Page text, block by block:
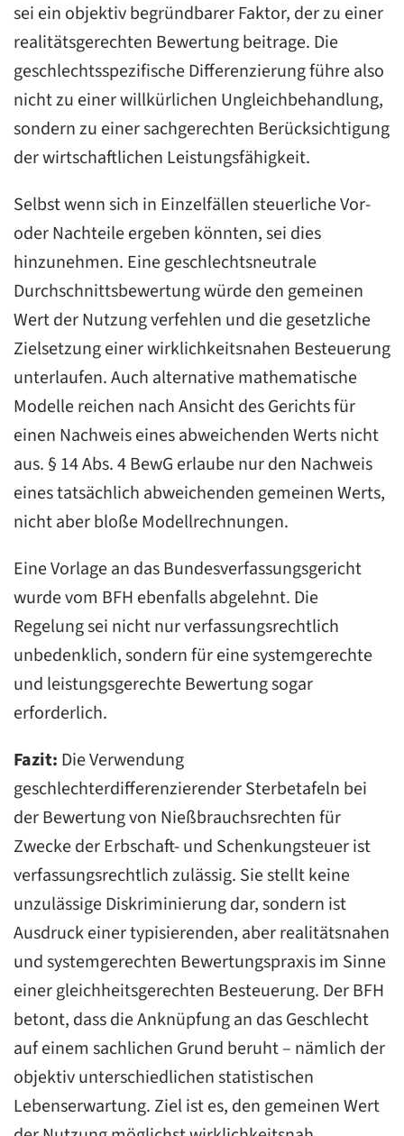
sei ein objektiv begründbarer Faktor, der zu einer
realitätsgerechten Bewertung beitrage. Die
geschlechtsspezifische Differenzierung führe also
nicht zu einer willkürlichen Ungleichbehandlung,
sondern zu einer sachgerechten Berücksichtigung
der wirtschaftlichen Leistungsfähigkeit.
Selbst wenn sich in Einzelfällen steuerliche Vor-
oder Nachteile ergeben könnten, sei dies
hinzunehmen. Eine geschlechtsneutrale
Durchschnittsbewertung würde den gemeinen
Wert der Nutzung verfehlen und die gesetzliche
Zielsetzung einer wirklichkeitsnahen Besteuerung
unterlaufen. Auch alternative mathematische
Modelle reichen nach Ansicht des Gerichts für
einen Nachweis eines abweichenden Werts nicht
aus. § 14 Abs. 4 BewG erlaube nur den Nachweis
eines tatsächlich abweichenden gemeinen Werts,
nicht aber bloße Modellrechnungen.
Eine Vorlage an das Bundesverfassungsgericht
wurde vom BFH ebenfalls abgelehnt. Die
Regelung sei nicht nur verfassungsrechtlich
unbedenklich, sondern für eine systemgerechte
und leistungsgerechte Bewertung sogar
erforderlich.
Fazit: Die Verwendung
geschlechterdifferenzierender Sterbetafeln bei
der Bewertung von Nießbrauchsrechten für
Zwecke der Erbschaft- und Schenkungsteuer ist
verfassungsrechtlich zulässig. Sie stellt keine
unzulässige Diskriminierung dar, sondern ist
Ausdruck einer typisierenden, aber realitätsnahen
und systemgerechten Bewertungspraxis im Sinne
einer gleichheitsgerechten Besteuerung. Der BFH
betont, dass die Anknüpfung an das Geschlecht
auf einem sachlichen Grund beruht – nämlich der
objektiv unterschiedlichen statistischen
Lebenserwartung. Ziel ist es, den gemeinen Wert